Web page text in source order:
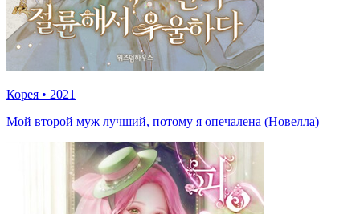
Корея • 2021
Мой второй муж лучший, потому я опечалена (Новелла)